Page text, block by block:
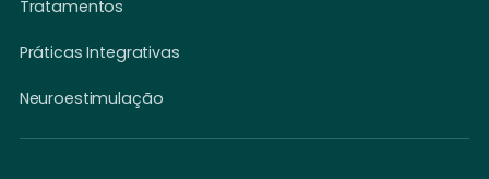
Tratamentos
Práticas Integrativas
Neuroestimulação